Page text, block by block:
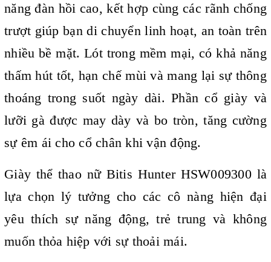
năng đàn hồi cao, kết hợp cùng các rãnh chống
trượt giúp bạn di chuyển linh hoạt, an toàn trên
nhiều bề mặt. Lót trong mềm mại, có khả năng
thấm hút tốt, hạn chế mùi và mang lại sự thông
thoáng trong suốt ngày dài. Phần cổ giày và
lưỡi gà được may dày và bo tròn, tăng cường
sự êm ái cho cổ chân khi vận động.
Giày thể thao nữ Bitis Hunter HSW009300 là
lựa chọn lý tưởng cho các cô nàng hiện đại
yêu thích sự năng động, trẻ trung và không
muốn thỏa hiệp với sự thoải mái.